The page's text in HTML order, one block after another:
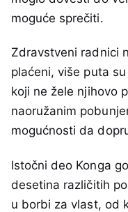
moguće sprečiti.
Zdravstveni radnici
plaćeni, više puta
koji ne žele njihovo
naoružanim
mogućnosti da
Istočni deo Konga
desetina različitih
u borbi za vlast, od